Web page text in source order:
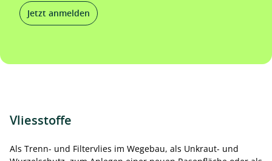
Jetzt anmelden
Vliesstoffe
Als Trenn- und Filtervlies im Wegebau, als Unkraut- und